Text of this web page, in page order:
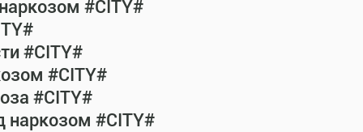
#CITY#
#CITY#
#CITY#
#CITY#
наркозом #CITY#